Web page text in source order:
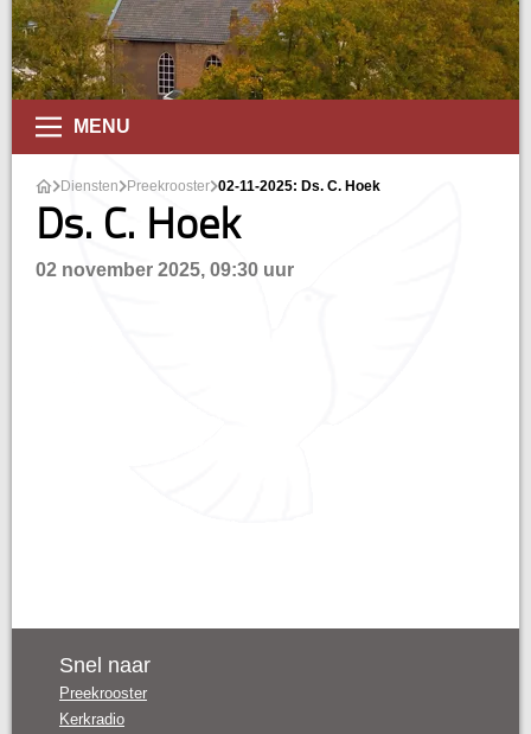
MENU
Diensten Preekrooster 02-11-2025: Ds. C. Hoek
Ds. C. Hoek
02 november 2025, 09:30 uur
Snel naar
Preekrooster
Kerkradio